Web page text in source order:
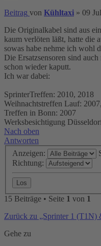
Beitrag von Kühltaxi » 09
Die Originalkabel sind aus
kaum verlöten läßt, hatte die
sowas habe nehme ich wohl
Die Ersatzsensoren sind
schon wieder kaputt.
Ich war dabei:
SprinterTreffen: 2010, 2018
Weihnachtstreffen Lauf:
Treffen in Bonn: 2007
Werksbesichtigung
Nach oben
Antworten
Anzeigen:
Richtung:
15 Beiträge • Seite 1 von 1
Zurück zu „Sprinter 1
Gehe zu